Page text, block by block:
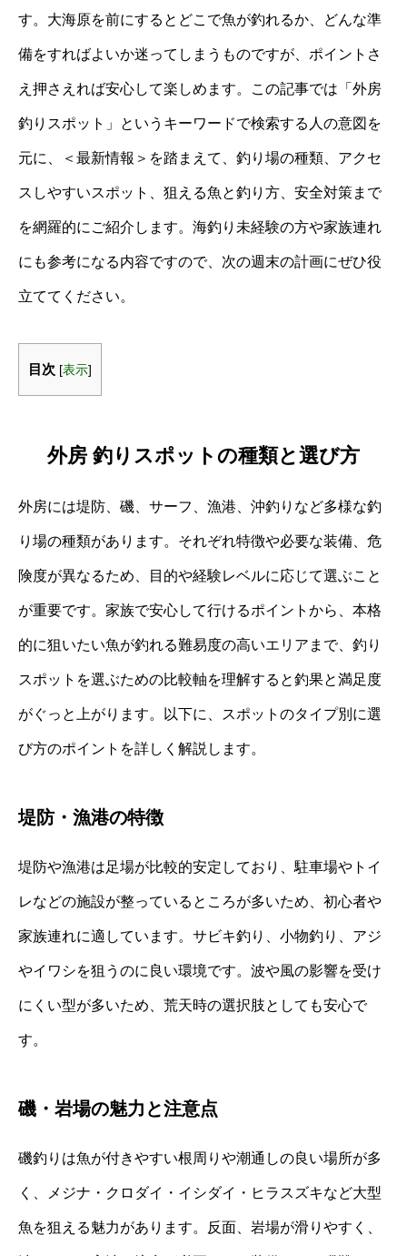
す。大海原を前にするとどこで魚が釣れるか、どんな準
備をすればよいか迷ってしまうものですが、ポイントさ
え押さえれば安心して楽しめます。この記事では「外房
釣りスポット」というキーワードで検索する人の意図を
元に、＜最新情報＞を踏まえて、釣り場の種類、アクセ
スしやすいスポット、狙える魚と釣り方、安全対策まで
を網羅的にご紹介します。海釣り未経験の方や家族連れ
にも参考になる内容ですので、次の週末の計画にぜひ役
立ててください。
目次 [表示]
外房 釣りスポットの種類と選び方
外房には堤防、磯、サーフ、漁港、沖釣りなど多様な釣
り場の種類があります。それぞれ特徴や必要な装備、危
険度が異なるため、目的や経験レベルに応じて選ぶこと
が重要です。家族で安心して行けるポイントから、本格
的に狙いたい魚が釣れる難易度の高いエリアまで、釣り
スポットを選ぶための比較軸を理解すると釣果と満足度
がぐっと上がります。以下に、スポットのタイプ別に選
び方のポイントを詳しく解説します。
堤防・漁港の特徴
堤防や漁港は足場が比較的安定しており、駐車場やトイ
レなどの施設が整っているところが多いため、初心者や
家族連れに適しています。サビキ釣り、小物釣り、アジ
やイワシを狙うのに良い環境です。波や風の影響を受け
にくい型が多いため、荒天時の選択肢としても安心で
す。
磯・岩場の魅力と注意点
磯釣りは魚が付きやすい根周りや潮通しの良い場所が多
く、メジナ・クロダイ・イシダイ・ヒラスズキなど大型
魚を狙える魅力があります。反面、岩場が滑りやすく、